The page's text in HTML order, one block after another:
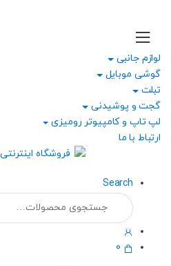
navigation
content
لوازم جانبی
گوشی موبایل
تبلت
گجت و پوشیدنی
لپ تاپ و کامپیوتر رومیزی
ارتباط با ما
Search
جستجو
برای:
0